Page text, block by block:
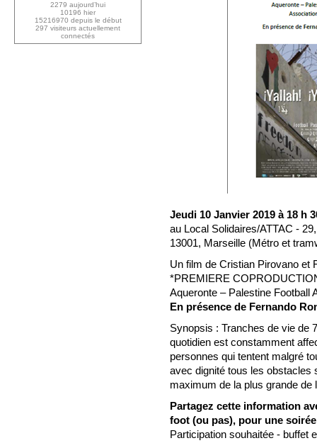
Jeudi 10 Janvier 2019 à 18 h
au Local Solidaires/ATTAC -
13001, Marseille (Métro et
Un film de Cristian Pirovano et
*PREMIERE
Aqueronte – Palestine Football
En présence de Fernando
Synopsis : Tranches de vie de
quotidien est constamment
personnes qui tentent malgré
avec dignité tous les obstacles
maximum de la plus grande
Partagez cette information
foot (ou pas), pour une
Participation souhaitée - buffet
2279 aujourd’hui
10196 hier
15216970 depuis le début
297 visiteurs actuellement
connectés